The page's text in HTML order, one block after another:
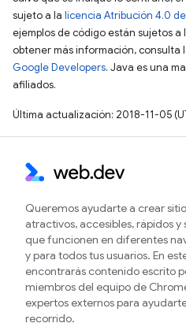
sujeto a la licencia Atribución 4.0
ejemplos de código están sujetos a
obtener más información, consulta
Google Developers. Java es una
afiliados.
Última actualización: 2018-11-05
Queremos ayudarte a crear
atractivos, accesibles, rápidos y
que funcionen en diferentes
y para todos tus usuarios. En
encontrarás contenido escrito
miembros del equipo de
expertos externos para
recorrido.